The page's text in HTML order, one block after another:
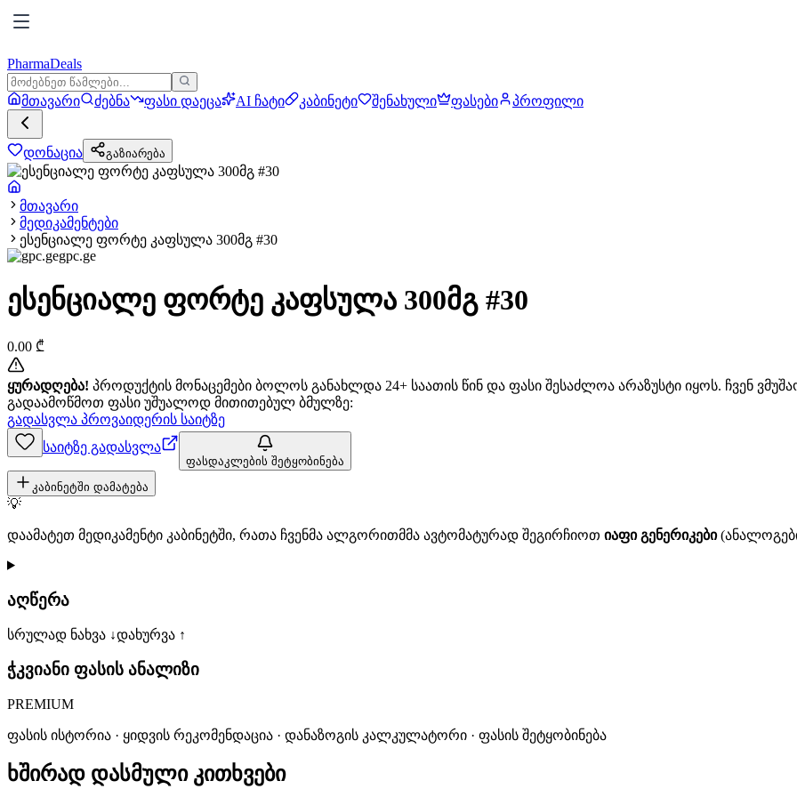
PharmaDeals
მთავარი ძებნა ფასი დაეცა AI ჩატი კაბინეტი შენახული ფასები პროფილი
დონაცია გაზიარება
მთავარი
მედიკამენტები
ესენციალე ფორტე კაფსულა 300მგ #30
gpc.ge
ესენციალე ფორტე კაფსულა 300მგ #30
0.00 ₾
ყურადღება! პროდუქტის მონაცემები ბოლოს განახლდა 24+ საათის წინ და ფასი შესაძლოა არაზუსტი იყოს. ჩვენ
გადაამოწმოთ ფასი უშუალოდ მითითებულ ბმულზე:
გადასვლა პროვაიდერის საიტზე
საიტზე გადასვლა
ფასდაკლების შეტყობინება
კაბინეტში დამატება
💡
დაამატეთ მედიკამენტი კაბინეტში, რათა ჩვენმა ალგორითმმა ავტომატურად შეგირჩიოთ იაფი გენერიკები
აღწერა
სრულად ნახვა ↓დახურვა ↑
ჭკვიანი ფასის ანალიზი
PREMIUM
ფასის ისტორია · ყიდვის რეკომენდაცია · დანაზოგის კალკულატორი · ფასის შეტყობინება
ხშირად დასმული კითხვები